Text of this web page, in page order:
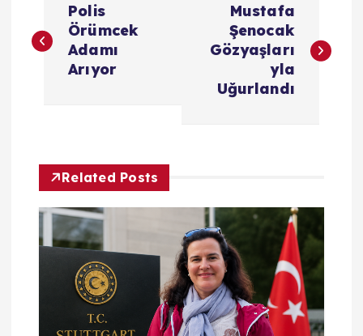
a
g
e
z
Polis
Örümcek
Adamı
Arıyor
Mustafa
Şenocak
Gözyaşları
yla
Uğurlandı
Related Posts